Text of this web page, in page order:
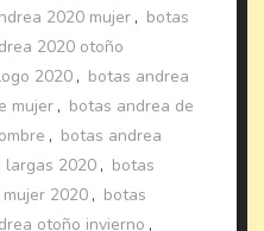
2020 mujer , botas
2020 otoño
2020 , botas andrea
mujer , botas andrea de
, botas andrea
largas 2020 , botas
2020 , botas
otoño invierno ,